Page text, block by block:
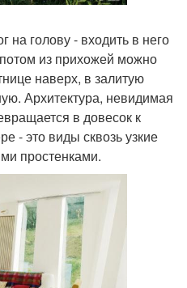
на голову - входить в него
из прихожей можно
наверх, в залитую
Архитектура, невидимая
в довесок к
- это виды сквозь узкие
простенками.